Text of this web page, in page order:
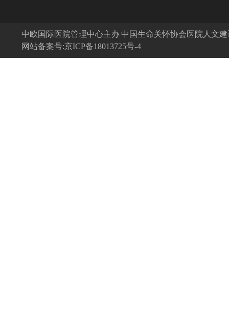
中欧国际医院管理中心主办 中国生命关怀协会医院人文
网站备案号:京ICP备18013725号-4